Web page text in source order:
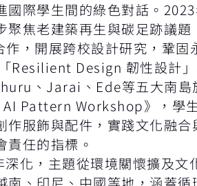
國際學生間的綠色對話。
聚焦老建築再生與碳足跡議
，開展跨校設計研究，鞏固
Resilient Design 韌性設計
、Jarai、Ede等五大南島
Pattern Workshop》，學
作服飾與配件，實踐文化融
責任的指標。
化，主題從環境關懷擴及文